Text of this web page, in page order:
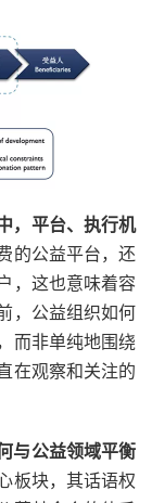
，平台、执行机
的公益平台，还
，这也意味着容
，公益组织如何
而非单纯地围绕
在观察和关注的
与公益领域平衡
板块，其话语权